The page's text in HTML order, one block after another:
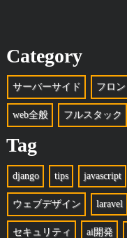
Category
サーバーサイド フロ
web全般 フルスタック
Tag
django tips javascript
ウェブデザイン laravel
セキュリティ ai開発